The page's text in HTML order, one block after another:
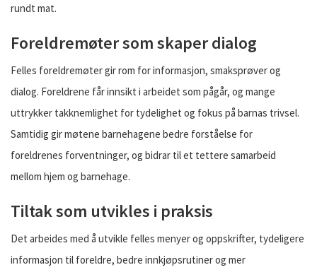
rundt mat.
Foreldremøter som skaper dialog
Felles foreldremøter gir rom for informasjon, smaksprøver og
dialog. Foreldrene får innsikt i arbeidet som pågår, og mange
uttrykker takknemlighet for tydelighet og fokus på barnas trivsel.
Samtidig gir møtene barnehagene bedre forståelse for
foreldrenes forventninger, og bidrar til et tettere samarbeid
mellom hjem og barnehage.
Tiltak som utvikles i praksis
Det arbeides med å utvikle felles menyer og oppskrifter, tydeligere
informasjon til foreldre, bedre innkjøpsrutiner og mer